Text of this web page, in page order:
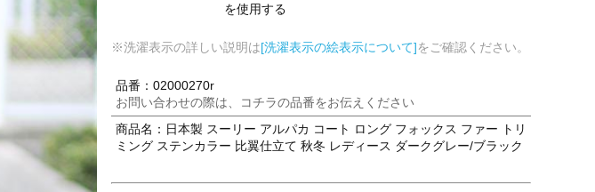
を使用する
※洗濯表示の詳しい説明は[洗濯表示の絵表示について]をご確認ください。
品番：02000270r
お問い合わせの際は、コチラの品番をお伝えください
商品名：日本製 スーリー アルパカ コート ロング フォックス ファー トリ
ミング ステンカラー 比翼仕立て 秋冬 レディース ダークグレー/ブラック